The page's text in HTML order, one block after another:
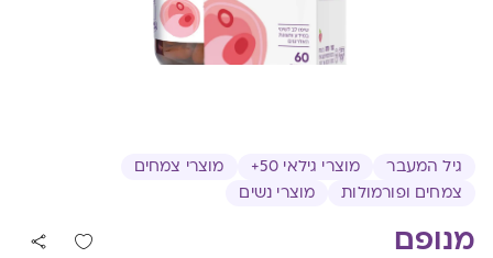
גיל המעבר מוצרי גילאי 50+
מוצרי צמחים
צמחים ופורמולות
מוצרי נשים
מנופם